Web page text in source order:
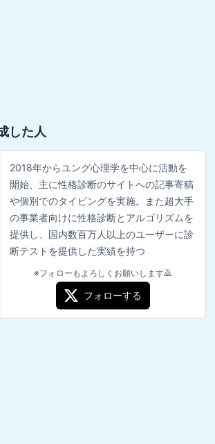
した人
2018年からユング心理学を中心に活動を
開始、主に性格診断のサイトへの記事寄稿
や個別でのタイピングを実施。また超大手
の事業者向けに性格診断とアルゴリズムを
提供し、国内数百万人以上のユーザーに診
断テストを提供した実績を持つ
※フォローもよろしくお願いします🙇
フォローする